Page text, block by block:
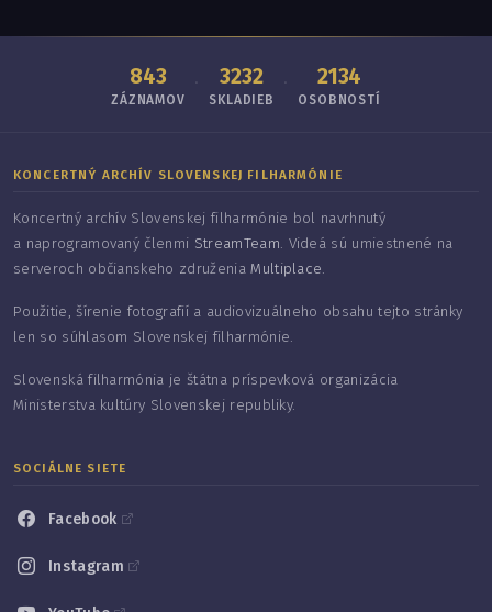
843
ZÁZNAMOV
· 3232
SKLADIEB
· 2134
OSOBNOSTÍ
KONCERTNÝ ARCHÍV SLOVENSKEJ FILHARMÓNIE
Koncertný archív Slovenskej filharmónie bol navrhnutý
a naprogramovaný členmi StreamTeam. Videá sú umiestnené na
serveroch občianskeho združeniaMultiplace.
Použitie, šírenie fotografií a audiovizuálneho obsahu tejto stránky
len so súhlasom Slovenskej filharmónie.
Slovenská filharmónia je štátna príspevková organizácia
Ministerstva kultúry Slovenskej republiky.
SOCIÁLNE SIETE
Facebook
Instagram